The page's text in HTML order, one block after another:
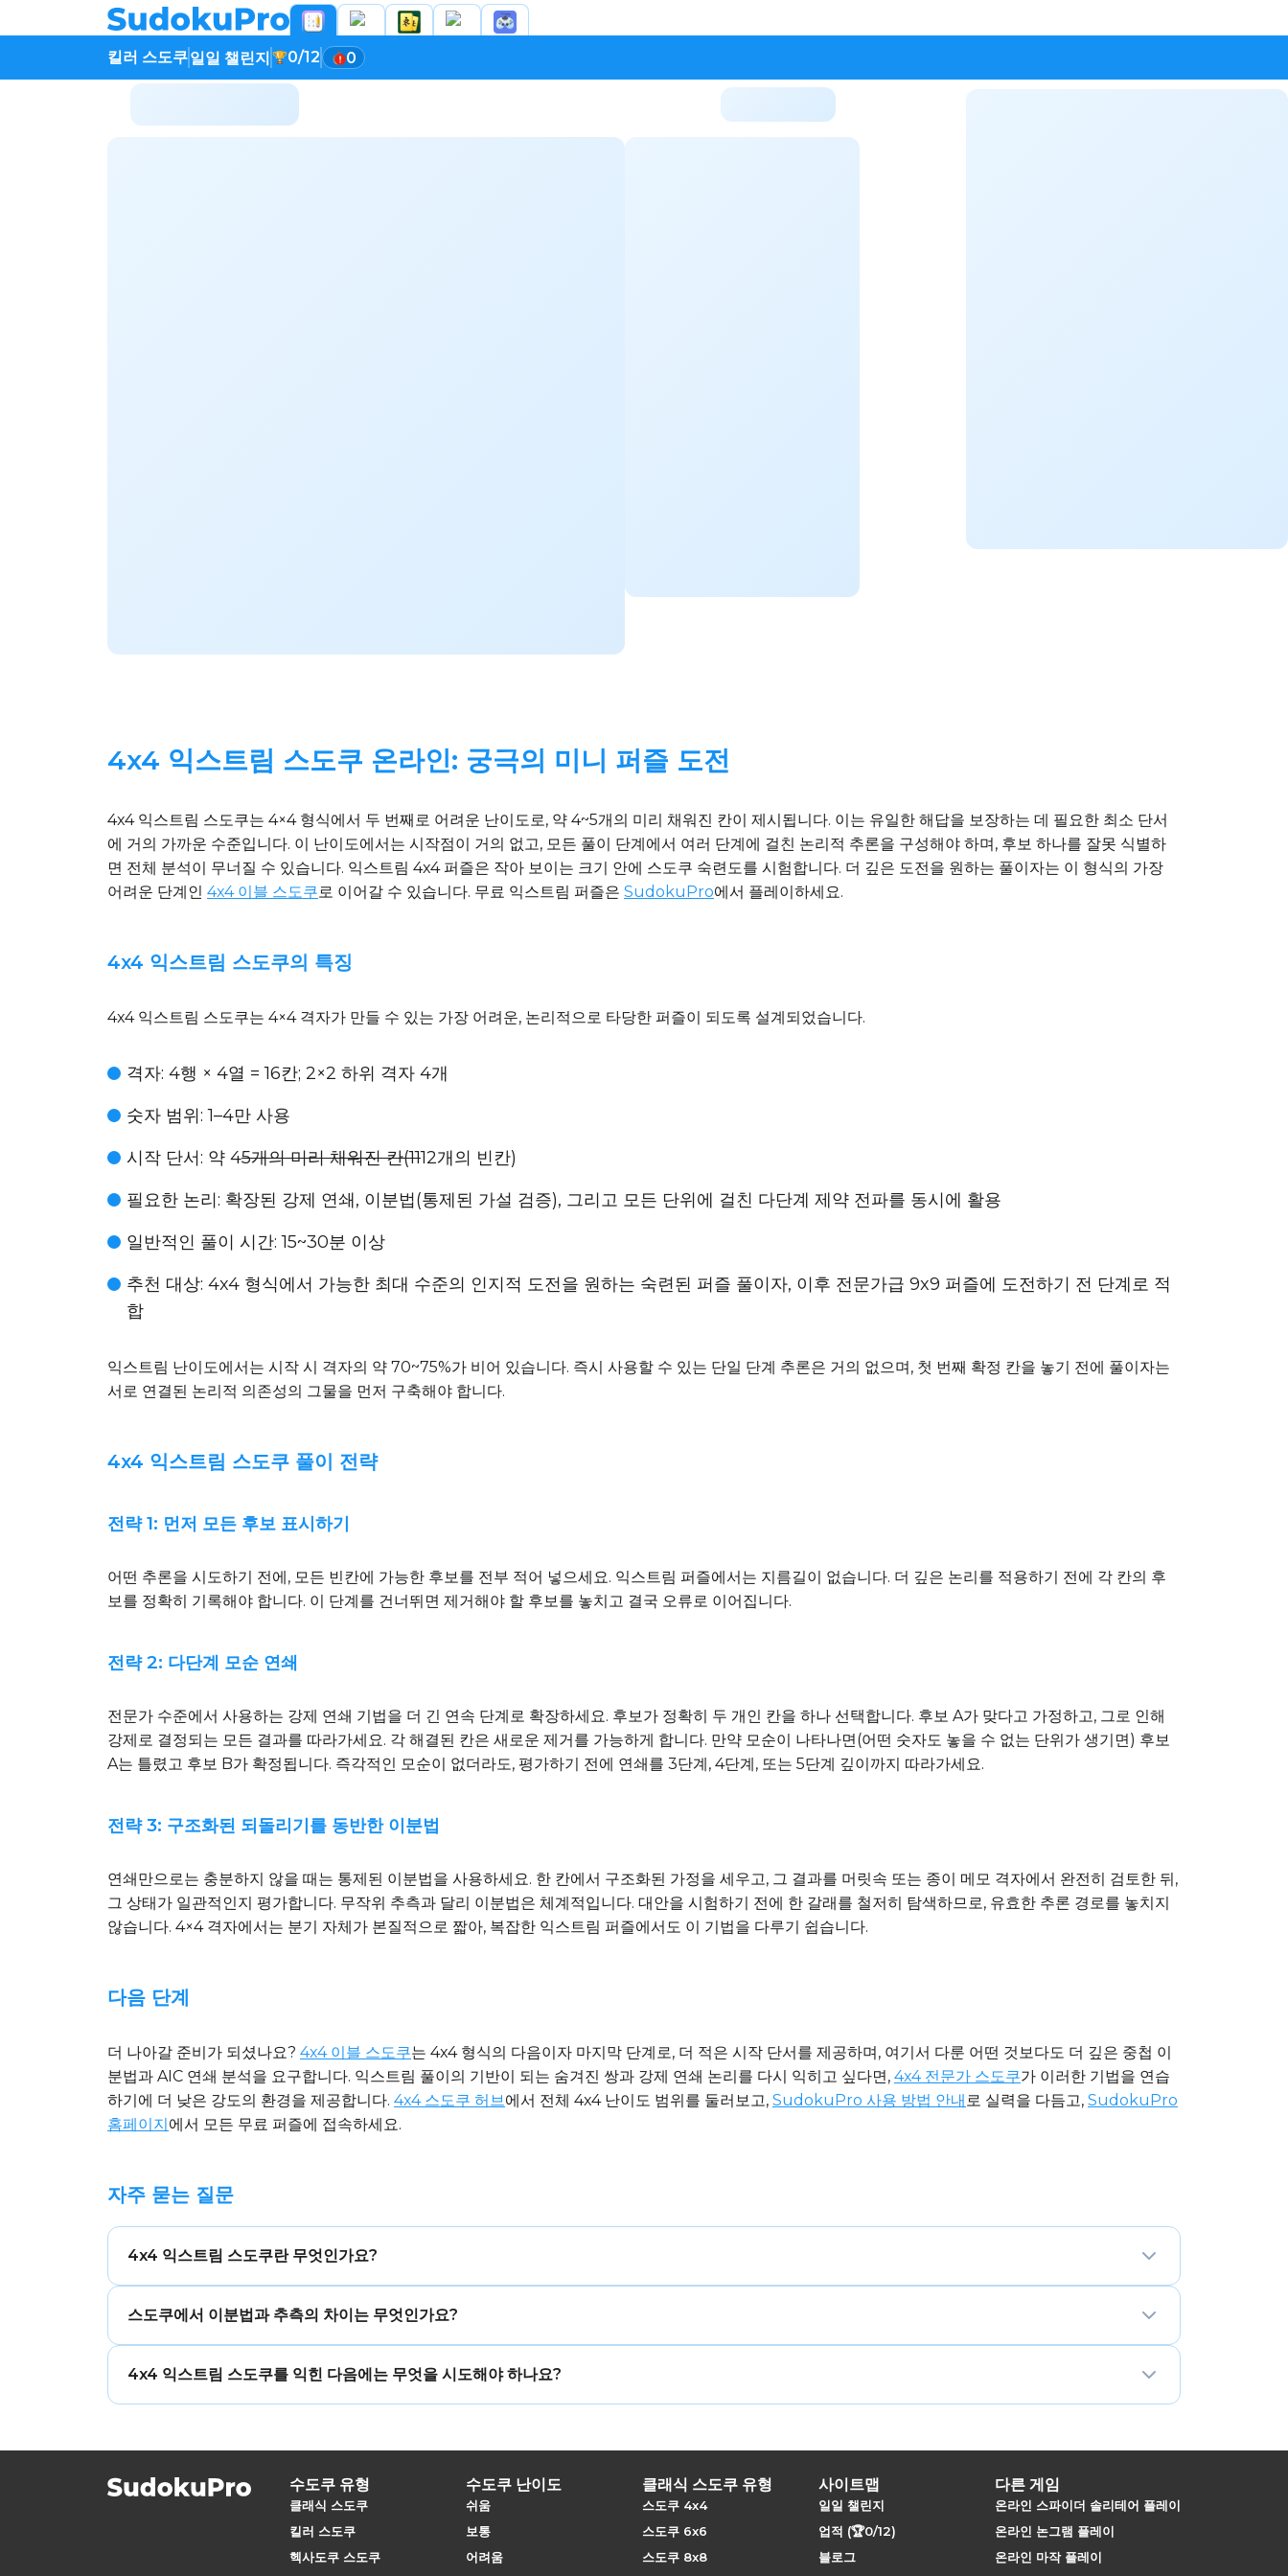
킬러 스도쿠일일 챌린지 0/12 0
4x4 익스트림 스도쿠 온라인: 궁극의 미니 퍼즐 도전
4x4 익스트림 스도쿠는 4×4 형식에서 두 번째로 어려운 난이도로, 약 4~5개의 미리 채워진 칸이 제시됩니다. 이는 유일한 해답을 보장하는 데 필요한 최소 단서
에 거의 가까운 수준입니다. 이 난이도에서는 시작점이 거의 없고, 모든 풀이 단계에서 여러 단계에 걸친 논리적 추론을 구성해야 하며, 후보 하나를 잘못 식별하
면 전체 분석이 무너질 수 있습니다. 익스트림 4x4 퍼즐은 작아 보이는 크기 안에 스도쿠 숙련도를 시험합니다. 더 깊은 도전을 원하는 풀이자는 이 형식의 가장
어려운 단계인 4x4 이블 스도쿠로 이어갈 수 있습니다. 무료 익스트림 퍼즐은 SudokuPro에서 플레이하세요.
4x4 익스트림 스도쿠의 특징
4x4 익스트림 스도쿠는 4×4 격자가 만들 수 있는 가장 어려운, 논리적으로 타당한 퍼즐이 되도록 설계되었습니다.
격자: 4행 × 4열 = 16칸; 2×2 하위 격자 4개
숫자 범위: 1–4만 사용
시작 단서: 약 45개의 미리 채워진 칸(1112개의 빈칸)
필요한 논리: 확장된 강제 연쇄, 이분법(통제된 가설 검증), 그리고 모든 단위에 걸친 다단계 제약 전파를 동시에 활용
일반적인 풀이 시간: 15~30분 이상
추천 대상: 4x4 형식에서 가능한 최대 수준의 인지적 도전을 원하는 숙련된 퍼즐 풀이자, 이후 전문가급 9x9 퍼즐에 도전하기 전 단계로 적
합
익스트림 난이도에서는 시작 시 격자의 약 70~75%가 비어 있습니다. 즉시 사용할 수 있는 단일 단계 추론은 거의 없으며, 첫 번째 확정 칸을 놓기 전에 풀이자는
서로 연결된 논리적 의존성의 그물을 먼저 구축해야 합니다.
4x4 익스트림 스도쿠 풀이 전략
전략 1: 먼저 모든 후보 표시하기
어떤 추론을 시도하기 전에, 모든 빈칸에 가능한 후보를 전부 적어 넣으세요. 익스트림 퍼즐에서는 지름길이 없습니다. 더 깊은 논리를 적용하기 전에 각 칸의 후
보를 정확히 기록해야 합니다. 이 단계를 건너뛰면 제거해야 할 후보를 놓치고 결국 오류로 이어집니다.
전략 2: 다단계 모순 연쇄
전문가 수준에서 사용하는 강제 연쇄 기법을 더 긴 연속 단계로 확장하세요. 후보가 정확히 두 개인 칸을 하나 선택합니다. 후보 A가 맞다고 가정하고, 그로 인해
강제로 결정되는 모든 결과를 따라가세요. 각 해결된 칸은 새로운 제거를 가능하게 합니다. 만약 모순이 나타나면(어떤 숫자도 놓을 수 없는 단위가 생기면) 후보
A는 틀렸고 후보 B가 확정됩니다. 즉각적인 모순이 없더라도, 평가하기 전에 연쇄를 3단계, 4단계, 또는 5단계 깊이까지 따라가세요.
전략 3: 구조화된 되돌리기를 동반한 이분법
연쇄만으로는 충분하지 않을 때는 통제된 이분법을 사용하세요. 한 칸에서 구조화된 가정을 세우고, 그 결과를 머릿속 또는 종이 메모 격자에서 완전히 검토한 뒤,
그 상태가 일관적인지 평가합니다. 무작위 추측과 달리 이분법은 체계적입니다. 대안을 시험하기 전에 한 갈래를 철저히 탐색하므로, 유효한 추론 경로를 놓치지
않습니다. 4×4 격자에서는 분기 자체가 본질적으로 짧아, 복잡한 익스트림 퍼즐에서도 이 기법을 다루기 쉽습니다.
다음 단계
더 나아갈 준비가 되셨나요? 4x4 이블 스도쿠는 4x4 형식의 다음이자 마지막 단계로, 더 적은 시작 단서를 제공하며, 여기서 다룬 어떤 것보다도 더 깊은 중첩 이
분법과 AIC 연쇄 분석을 요구합니다. 익스트림 풀이의 기반이 되는 숨겨진 쌍과 강제 연쇄 논리를 다시 익히고 싶다면, 4x4 전문가 스도쿠가 이러한 기법을 연습
하기에 더 낮은 강도의 환경을 제공합니다. 4x4 스도쿠 허브에서 전체 4x4 난이도 범위를 둘러보고, SudokuPro 사용 방법 안내로 실력을 다듬고, SudokuPro
홈페이지에서 모든 무료 퍼즐에 접속하세요.
자주 묻는 질문
4x4 익스트림 스도쿠란 무엇인가요?
증하는 다단계 강제 연쇄와 통제된 이분법을 요구하며, 어떤 한 칸도 확정하기 전에 이를 수행해야 합니다.
스도쿠에서 이분법과 추측의 차이는 무엇인가요?
중 하나가 맞다고 가정하고, 모든 강제되는 논리적 결과를 철저히 따라가며, 결과가 일관적인지에 따라 그 가정을 확인하거나 반박합니다. 이는 무작위가 아
닌 통제되고 구조화된 과정입니다.
4x4 익스트림 스도쿠를 익힌 다음에는 무엇을 시도해야 하나요?
수도쿠 유형
클래식 스도쿠
킬러 스도쿠
헥사도쿠 스도쿠
수도쿠 난이도
쉬움
보통
어려움
클래식 스도쿠 유형
스도쿠 4x4
스도쿠 6x6
스도쿠 8x8
사이트맵
일일 챌린지
업적 (🏆0/12)
블로그
다른 게임
온라인 스파이더 솔리테어 플레이
온라인 논그램 플레이
온라인 마작 플레이